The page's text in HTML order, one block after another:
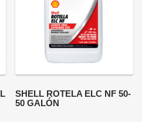
SHELL ROTELA ELC NF 50-
50 GALÓN